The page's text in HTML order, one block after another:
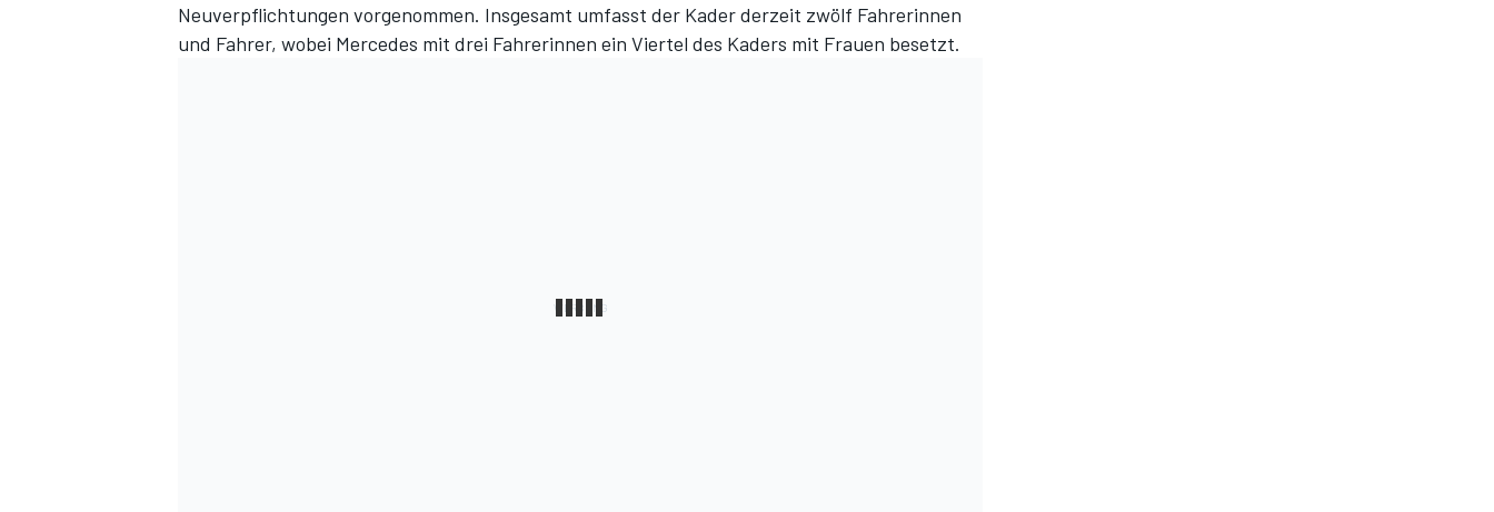
Neuverpflichtungen vorgenommen. Insgesamt umfasst der Kader derzeit zwölf Fahrerinnen
und Fahrer, wobei Mercedes mit drei Fahrerinnen ein Viertel des Kaders mit Frauen besetzt.